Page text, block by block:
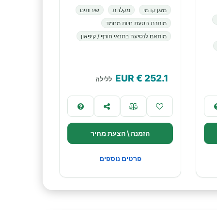
מזגן קדמי מקלחת
שירותים
מותרת הסעת חיות מחמד
מותאם לנסיעה בתנאי חורף / קיפאון
252.1
€ EUR ללילה
הזמנה \ הצעת מחיר
פרטים נוספים